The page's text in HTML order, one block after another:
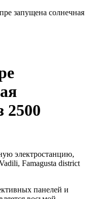
запущена солнечная
2500
электростанцию,
Famagusta district
панелей и